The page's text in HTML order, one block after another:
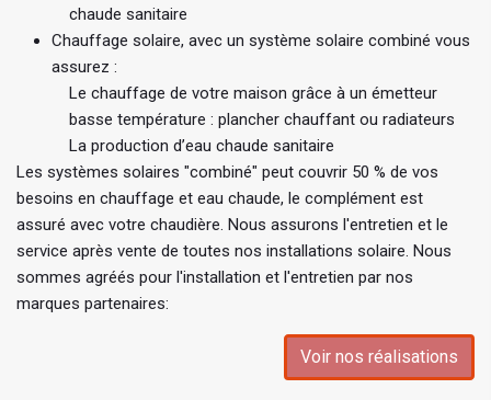
chaude sanitaire
Chauffage solaire, avec un système solaire combiné vous
assurez :
Le chauffage de votre maison grâce à un émetteur
basse température : plancher chauffant ou radiateurs
La production d’eau chaude sanitaire
Les systèmes solaires "combiné" peut couvrir 50 % de vos
besoins en chauffage et eau chaude, le complément est
assuré avec votre chaudière. Nous assurons l'entretien et le
service après vente de toutes nos installations solaire. Nous
sommes agréés pour l'installation et l'entretien par nos
marques partenaires:
Voir nos réalisations